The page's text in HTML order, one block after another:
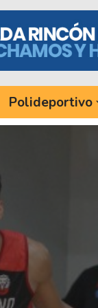
Polideportivo